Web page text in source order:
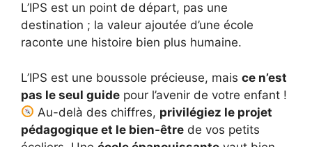
L’IPS est un point de départ, pas une
destination ; la valeur ajoutée d’une école
raconte une histoire bien plus humaine.
L’IPS est une boussole précieuse, mais ce n’est
pas le seul guide pour l’avenir de votre enfant !
Au-delà des chiffres, privilégiez le projet
pédagogique et le bien-être de vos petits